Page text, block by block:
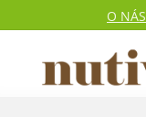
O NÁS